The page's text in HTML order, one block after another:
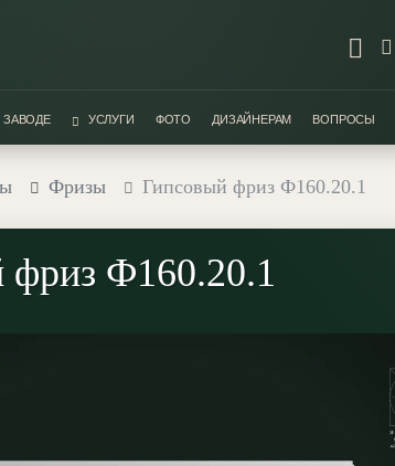
ЗАВОДЕ УСЛУГИ ФОТО ДИЗАЙНЕРАМ ВОПРОСЫ
Фризы Гипсовый фриз Ф160.20.1
фриз Ф160.20.1